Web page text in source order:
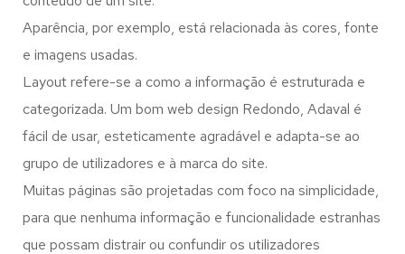
Aparência, por exemplo, está relacionada às cores, fonte
e imagens usadas.
Layout refere-se a como a informação é estruturada e
categorizada. Um bom web design Redondo, Adaval é
fácil de usar, esteticamente agradável e adapta-se ao
grupo de utilizadores e à marca do site.
Muitas páginas são projetadas com foco na simplicidade,
para que nenhuma informação e funcionalidade estranhas
que possam distrair ou confundir os utilizadores